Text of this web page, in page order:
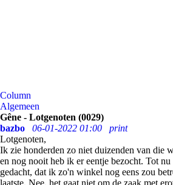
Column
Algemeen
Gêne - Lotgenoten (0029)
bazbo
06-01-2022 01:00
print
Lotgenoten,
Ik zie honderden zo niet duizenden van die
en nog nooit heb ik er eentje bezocht. Tot
gedacht, dat ik zo'n winkel nog eens zou
laatste. Nee, het gaat niet om de zaak met